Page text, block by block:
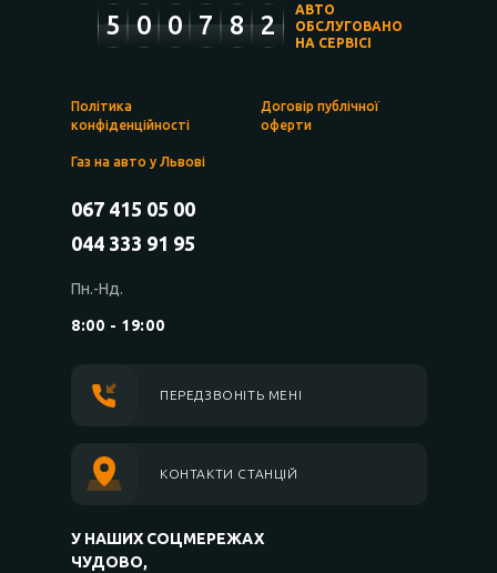
5 0 0 7 8 2
АВТО
ОБСЛУГОВАНО
НА СЕРВІСІ
Політика
конфіденційності
Договір публічної
оферти
Газ на авто у Львові
067 415 05 00
044 333 91 95
Пн.-Нд.
8:00 - 19:00
ПЕРЕДЗВОНІТЬ МЕНІ
КОНТАКТИ СТАНЦІЙ
У НАШИХ СОЦМЕРЕЖАХ
ЧУДОВО,